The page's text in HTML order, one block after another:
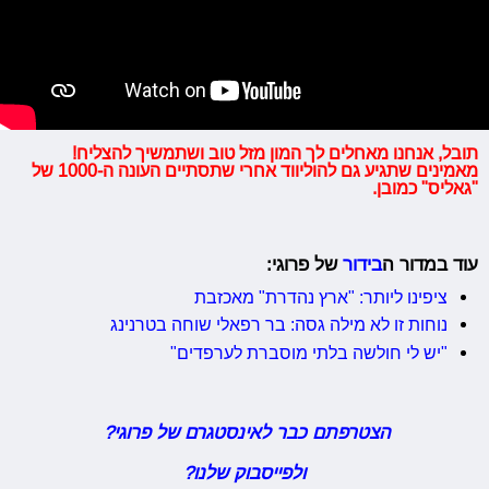
תובל, אנחנו מאחלים לך המון מזל טוב ושתמשיך להצליח!
מאמינים שתגיע גם להוליווד אחרי שתסתיים העונה ה-1000 של
"גאליס" כמובן.
עוד במדור הבידור של פרוגי:
ציפינו ליותר: "ארץ נהדרת" מאכזבת
נוחות זו לא מילה גסה: בר רפאלי שוחה בטרנינג
"יש לי חולשה בלתי מוסברת לערפדים"
הצטרפתם כבר לאינסטגרם של פרוגי?
ולפייסבוק שלנו?